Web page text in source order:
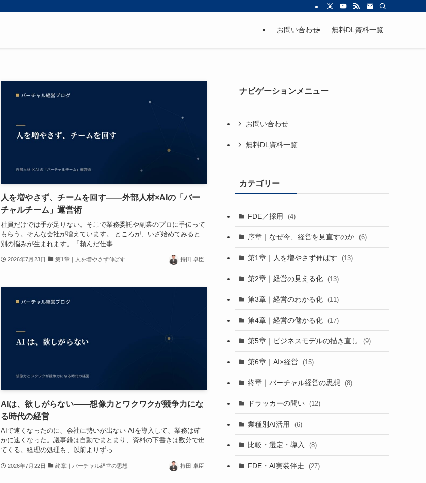
お問い合わせ 無料DL資料一覧
人を増やさず、チームを回す——外部人材×AIの「バー
チャルチーム」運営術
社員だけでは手が足りない。そこで業務委託や副業のプロに手伝って
もらう。そんな会社が増えています。 ところが、いざ始めてみると
別の悩みが生まれます。「頼んだ仕事...
2026年7月23日 第1章｜人を増やさず伸ばす 持田 卓臣
AIは、欲しがらない——想像力とワクワクが競争力にな
る時代の経営
AIで速くなったのに、会社に勢いが出ない AIを導入して、業務は確
かに速くなった。議事録は自動でまとまり、資料の下書きは数分で出
てくる。経理の処理も、以前よりずっ...
2026年7月22日 終章｜バーチャル経営の思想 持田 卓臣
ナビゲーションメニュー
お問い合わせ
無料DL資料一覧
カテゴリー
FDE／採用 (4)
序章｜なぜ今、経営を見直すのか (6)
第1章｜人を増やさず伸ばす (13)
第2章｜経営の見える化 (13)
第3章｜経営のわかる化 (11)
第4章｜経営の儲かる化 (17)
第5章｜ビジネスモデルの描き直し (9)
第6章｜AI×経営 (15)
終章｜バーチャル経営の思想 (8)
ドラッカーの問い (12)
業種別AI活用 (6)
比較・選定・導入 (8)
FDE・AI実装伴走 (27)